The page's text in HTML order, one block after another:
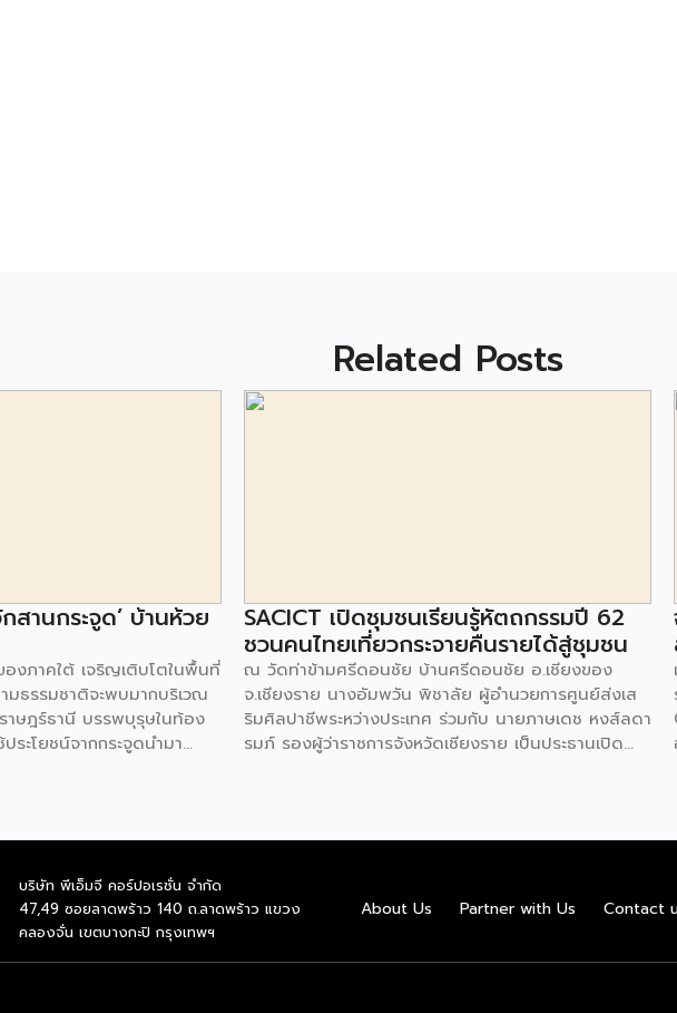
Related Posts
สานกระจูด’ บ้านห้วย
องภาคใต้ เจริญเติบโตในพื้นที่
ธรรมชาติจะพบมากบริเวณ
ษฎร์ธานี บรรพบุรุษในท้อง
ระโยชน์จากกระจูดนำมา
านกระจูดบ้านห้วยลึก’ จึงถือ
ากหลาย ไม่ว่าจะเป็น สมุด
ตรี กล่องอเนกประสงค์ และ
การออกแบบผลิตภัณฑ์ให้เข้า
ากมาย ถือเป็นผลิตภัณฑ์ที่มี
SACICT เปิดชุมชนเรียนรู้หัตถกรรมปี 62
ชวนคนไทยเที่ยวกระจายคืนรายได้สู่ชุมชน
ณ วัดท่าข้ามศรีดอนชัย บ้านศรีดอนชัย อ.เชียงของ
จ.เชียงราย นางอัมพวัน พิชาลัย ผู้อำนวยการศูนย์ส่งเส
ริมศิลปาชีพระหว่างประเทศ ร่วมกับ นายภาษเดช หงส์ลดา
รมภ์ รองผู้ว่าราชการจังหวัดเชียงราย เป็นประธานเปิด
ศิลป์ของแผ่นดิน ครูช่างศิลปหัตถกรรม และทายาทช่าง
ความรู้ภูมิปัญญางานหัตถกรรมได้ร่วมมือร่วมใจอนุรักษ์
ถิ่น ชุมชนหัตถกรรมยังเป็นแหล่งเรียนรู้งานหัตถกรรม
บริษัท พีเอ็มจี คอร์ปอเรชั่น จำกัด
47,49 ซอยลาดพร้าว 140 ถ.ลาดพร้าว แขวง
คลองจั่น เขตบางกะปิ กรุงเทพฯ
About Us Partner with Us Contact